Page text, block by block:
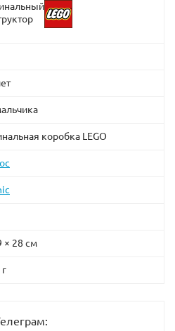
коробка LEGO
× 28 см